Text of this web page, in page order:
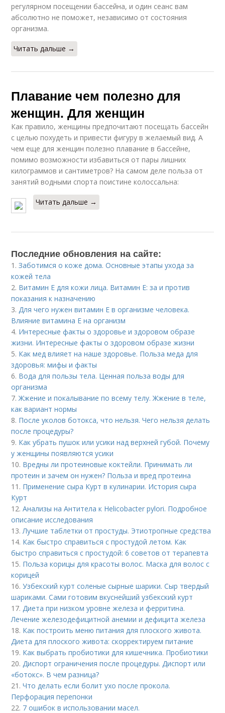
регулярном посещении бассейна, и один сеанс вам
абсолютно не поможет, независимо от состояния
организма.
Читать дальше →
Плавание чем полезно для
женщин. Для женщин
Как правило, женщины предпочитают посещать бассейн
с целью похудеть и привести фигуру в желаемый вид. А
чем еще для женщин полезно плавание в бассейне,
помимо возможности избавиться от пары лишних
килограммов и сантиметров? На самом деле польза от
занятий водными спорта поистине колоссальна:
Читать дальше →
Последние обновления на сайте:
1.Заботимся о коже дома. Основные этапы ухода за
кожей тела
2. Витамин E для кожи лица. Витамин Е: за и против
показания к назначению
3.Для чего нужен витамин Е в организме человека.
Влияние витамина E на организм
4. Интересные факты о здоровье и здоровом образе
жизни. Интересные факты о здоровом образе жизни
5. Как мед влияет на наше здоровье. Польза меда для
здоровья: мифы и факты
6. Вода для пользы тела. Ценная польза воды для
организма
7.Жжение и покалывание по всему телу. Жжение в теле,
как вариант нормы
8. После уколов ботокса, что нельзя. Чего нельзя делать
после процедуры?
9. Как убрать пушок или усики над верхней губой. Почему
у женщины появляются усики
10. Вредны ли протеиновые коктейли. Принимать ли
протеин и зачем он нужен? Польза и вред протеина
11. Применение сыра Курт в кулинарии. История сыра
Курт
12.Анализы на Антитела к Helicobacter pylori. Подробное
описание исследования
13.Лучшие таблетки от простуды. Этиотропные средства
14. Как быстро справиться с простудой летом. Как
быстро справиться с простудой: 6 советов от терапевта
15. Польза корицы для красоты волос. Маска для волос с
корицей
16.Узбекский курт соленые сырные шарики. Сыр твердый
шариками. Сами готовим вкуснейший узбекский курт
17.Диета при низком уровне железа и ферритина.
Лечение железодефицитной анемии и дефицита железа
18. Как построить меню питания для плоского живота.
Диета для плоского живота: скорректируем питание
19. Как выбрать пробиотики для кишечника. Пробиотики
20.Диспорт ограничения после процедуры. Диспорт или
«ботокс». В чем разница?
21.Что делать если болит ухо после прокола.
Перфорация перепонки
22. 7 ошибок в использовании масел.